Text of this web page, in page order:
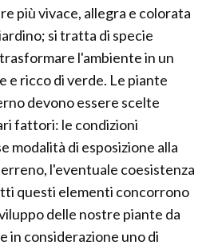
più vivace, allegra e colorata
si tratta di specie
l'ambiente in un
e ricco di verde. Le piante
devono essere scelte
fattori: le condizioni
modalità di esposizione alla
l'eventuale coesistenza
questi elementi concorrono
delle nostre piante da
in considerazione uno di